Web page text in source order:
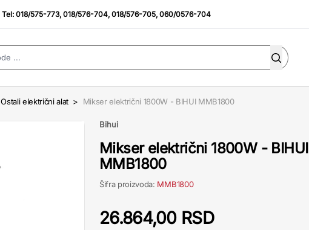
Tel:018/575-773,018/576-704,018/576-705,060/0576-704
Ostali električni alat > Mikser električni 1800W - BIHUI MMB1800
Bihui
Mikser električni 1800W - BIHUI
MMB1800
Šifra proizvoda: MMB1800
26.864,00 RSD